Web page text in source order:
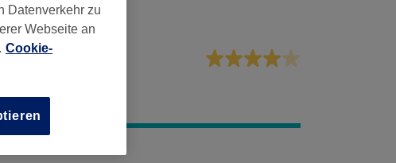
Service
Datenverkehr zu
Webseite an
Cookie-